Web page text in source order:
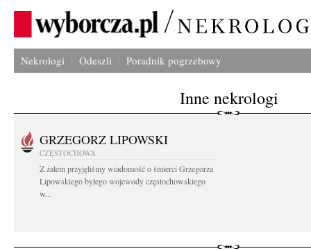
Nekrologi Odeszli Poradnik pogrzebowy
Inne nekrologi
GRZEGORZ LIPOWSKI
CZĘSTOCHOWA
Z żalem przyjęliśmy wiadomość o śmierci Grzegorza
Lipowskiego byłego wojewody częstochowskiego
w...